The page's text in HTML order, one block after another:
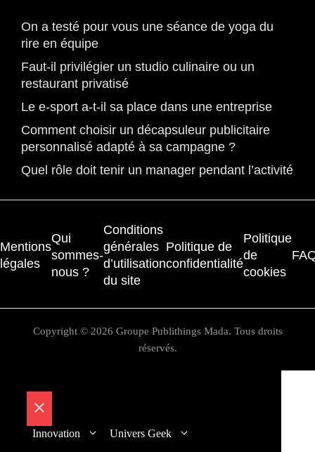
On a testé pour vous une séance de yoga du
rire en équipe
Faut-il privilégier un studio culinaire ou un
restaurant privatisé
Le e-sport a-t-il sa place dans une entreprise
Comment choisir un décapsuleur publicitaire
personnalisé adapté à sa campagne ?
Quel rôle doit tenir un manager pendant l’activité
Mentions
légales
Qui
sommes-
nous ?
Conditions
générales
d’utilisation
du site
Politique de
confidentialité
Politique
de
cookies
Copyright © 2026 Groupe Publithings Mada. Tous droits
réservés.
Fermer
Innovation Univers Geek